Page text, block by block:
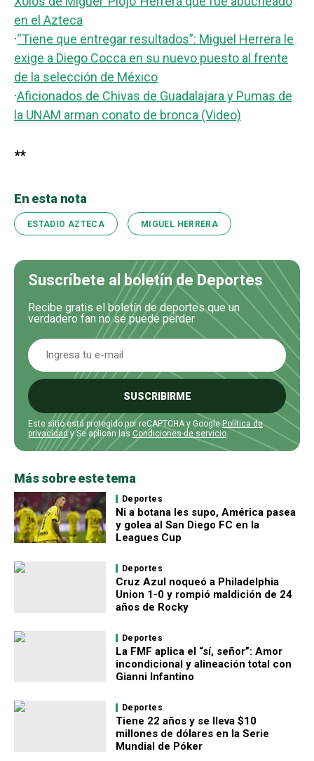
en el Azteca
·“Tiene que entregar resultados”: Miguel Herrera le
exige a Diego Cocca en su nuevo puesto al frente
de la selección de México
·Aficionados de Chivas de Guadalajara y Pumas de
la UNAM arman conato de bronca (Video)
**
En esta nota
ESTADIO AZTECA MIGUEL HERRERA
Suscríbete al boletín de Deportes
Recibe gratis el boletín de deportes que un
verdadero fan no se puede perder
SUSCRIBIRME
Este sitio está protegido por reCAPTCHA y GooglePolítica de
privacidady Se aplican las Condiciones de servicio.
Más sobre este tema
Deportes
Ni a botana les supo, América pasea
y golea al San Diego FC en la
Leagues Cup
Deportes
Cruz Azul noqueó a Philadelphia
Union 1-0 y rompió maldición de 24
años de Rocky
Deportes
La FMF aplica el “sí, señor”: Amor
incondicional y alineación total con
Gianni Infantino
Deportes
Tiene 22 años y se lleva $10
millones de dólares en la Serie
Mundial de Póker